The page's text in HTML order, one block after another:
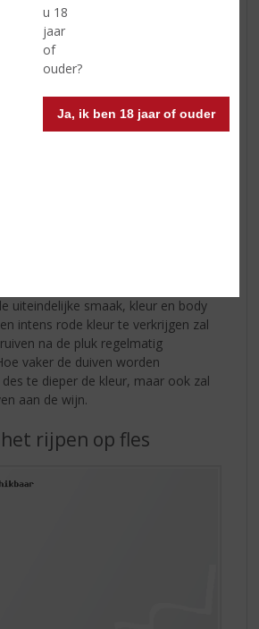
u 18
jaar
of
ouder?
Ja, ik ben 18 jaar of ouder
Soms wordt ervoor
te laten rijpen op nieuwe vaten.
sterkere vanille- en karamelsmaak.
die al 3-5 jaar oud zijn, zijn de
uiteindelijke smaak, kleur en body
intens rode kleur te verkrijgen zal
na de pluk regelmatig
vaker de duiven worden
te dieper de kleur, maar ook zal
aan de wijn.
rijpen op fles